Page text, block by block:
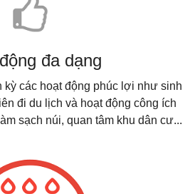
đa dạng
các hoạt động phúc lợi như sinh
đi du lịch và hoạt động công ích
sạch núi, quan tâm khu dân cư...